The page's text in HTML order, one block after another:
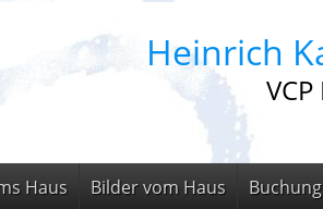
Heinrich
Haus Bilder vom Haus Buchung